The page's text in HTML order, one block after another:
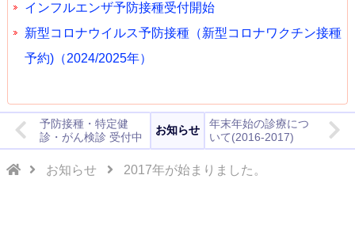
インフルエンザ予防接種受付開始
新型コロナウイルス予防接種（新型コロナワクチン接種
予約)（2024/2025年）
予防接種・特定健
診・がん検診 受付中
お知らせ
年末年始の診療につ
いて(2016-2017)
お知らせ 2017年が始まりました。